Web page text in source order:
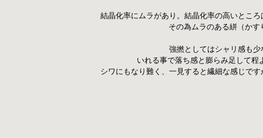
結晶化率にムラがあり。結晶化率の高いとこ
その為ムラのある絣（か
強撚としてはシャリ感も
いれる事で落ち感と膨らみ足して
シワにもなり難く、一見すると繊細な感じで